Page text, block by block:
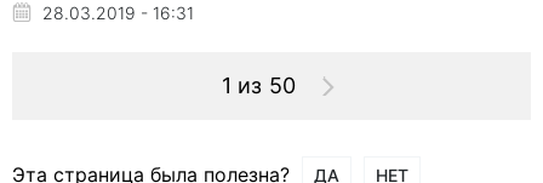
28.03.2019 - 16:31
1 из 50
Эта страница была полезна? ДА НЕТ